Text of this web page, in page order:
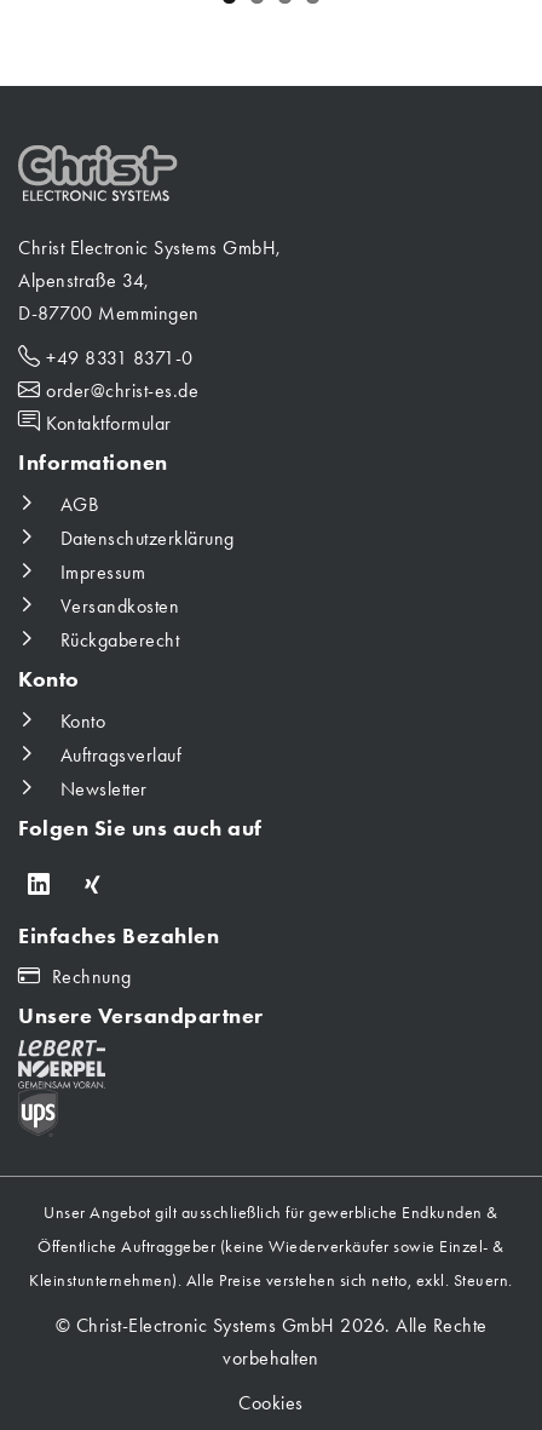
Christ Electronic Systems GmbH,
Alpenstraße 34,
D-87700 Memmingen
+49 8331 8371-0
order@christ-es.de
Kontaktformular
Informationen
AGB
Datenschutzerklärung
Impressum
Versandkosten
Rückgaberecht
Konto
Konto
Auftragsverlauf
Newsletter
Folgen Sie uns auch auf
Einfaches Bezahlen
Rechnung
Unsere Versandpartner
Unser Angebot gilt ausschließlich für gewerbliche Endkunden &
Öffentliche Auftraggeber (keine Wiederverkäufer sowie Einzel- &
Kleinstunternehmen). Alle Preise verstehen sich netto, exkl. Steuern.
© Christ-Electronic Systems GmbH 2026. Alle Rechte
vorbehalten
Cookies